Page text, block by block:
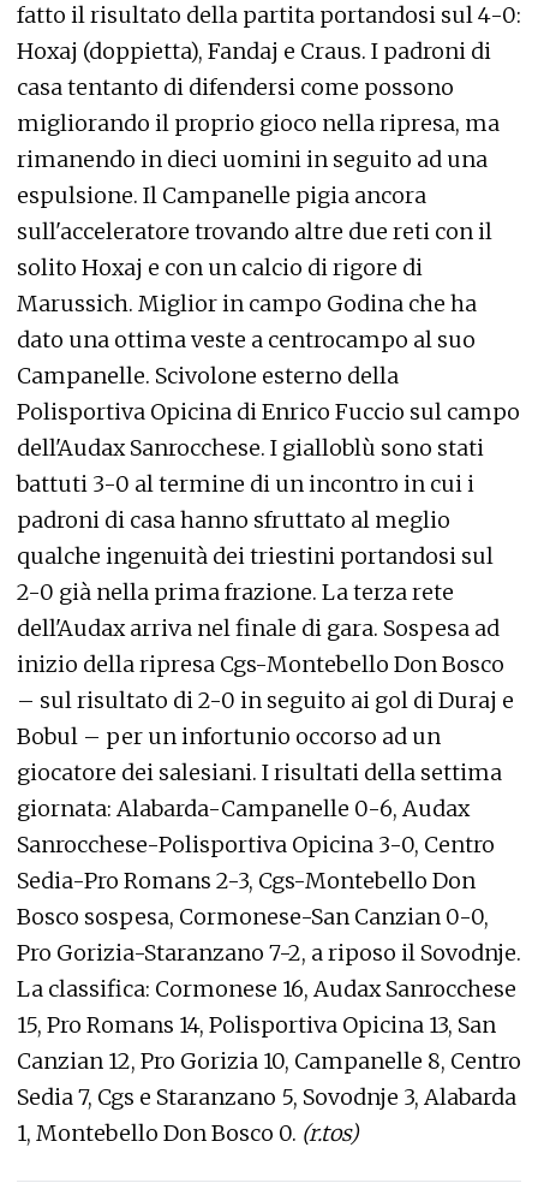
fatto il risultato della partita portandosi sul 4-0:
Hoxaj (doppietta), Fandaj e Craus. I padroni di
casa tentanto di difendersi come possono
migliorando il proprio gioco nella ripresa, ma
rimanendo in dieci uomini in seguito ad una
espulsione. Il Campanelle pigia ancora
sull'acceleratore trovando altre due reti con il
solito Hoxaj e con un calcio di rigore di
Marussich. Miglior in campo Godina che ha
dato una ottima veste a centrocampo al suo
Campanelle. Scivolone esterno della
Polisportiva Opicina di Enrico Fuccio sul campo
dell'Audax Sanrocchese. I gialloblù sono stati
battuti 3-0 al termine di un incontro in cui i
padroni di casa hanno sfruttato al meglio
qualche ingenuità dei triestini portandosi sul
2-0 già nella prima frazione. La terza rete
dell'Audax arriva nel finale di gara. Sospesa ad
inizio della ripresa Cgs-Montebello Don Bosco
– sul risultato di 2-0 in seguito ai gol di Duraj e
Bobul – per un infortunio occorso ad un
giocatore dei salesiani. I risultati della settima
giornata: Alabarda-Campanelle 0-6, Audax
Sanrocchese-Polisportiva Opicina 3-0, Centro
Sedia-Pro Romans 2-3, Cgs-Montebello Don
Bosco sospesa, Cormonese-San Canzian 0-0,
Pro Gorizia-Staranzano 7-2, a riposo il Sovodnje.
La classifica: Cormonese 16, Audax Sanrocchese
15, Pro Romans 14, Polisportiva Opicina 13, San
Canzian 12, Pro Gorizia 10, Campanelle 8, Centro
Sedia 7, Cgs e Staranzano 5, Sovodnje 3, Alabarda
1, Montebello Don Bosco 0. (r.tos)